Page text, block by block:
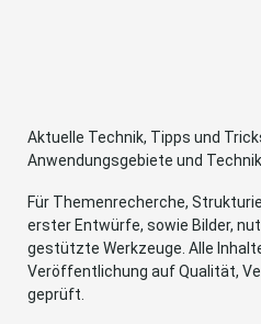
Aktuelle Technik, Tipps und
Anwendungsgebiete und
Für Themenrecherche,
erster Entwürfe, sowie Bilder,
gestützte Werkzeuge. Alle
Veröffentlichung auf Qualität,
geprüft.